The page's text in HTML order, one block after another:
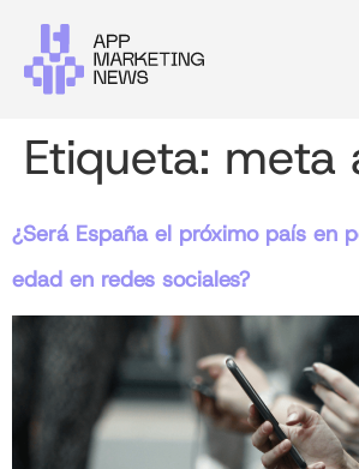
Etiqueta: meta
¿Será España el próximo país en
edad en redes sociales?